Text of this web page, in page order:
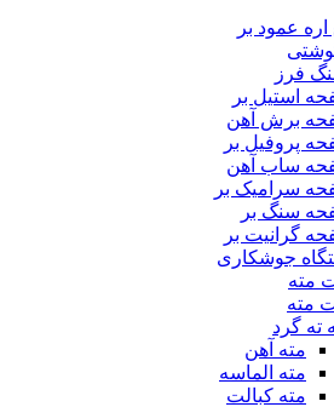
اره عمود بر
فرز
استیل بر
برش آهن
پروفیل بر
ساب آهن
سرامیک بر
سنگ بر
گرانیت بر
جوشکاری
مته
مته
ته گرد
مته آهن
مته الماسه
مته کبالت